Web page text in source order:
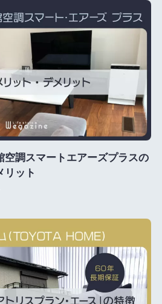
空調スマートエアーズプラスの
リット